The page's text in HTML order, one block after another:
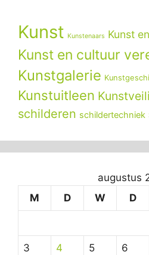
Kunst Kunstenaars Kunst
Kunst en cultuur
Kunstgalerie
Kunstuitleen
schilderen schildertechniek
augustus
M
D W D
3 4 5 6